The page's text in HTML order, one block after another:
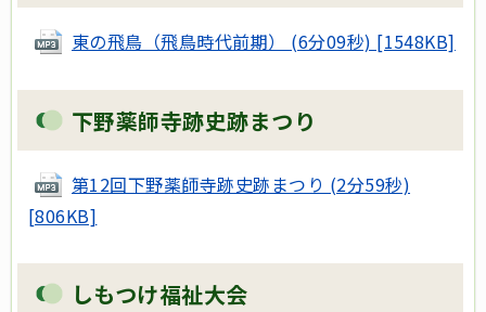
東の飛鳥（飛鳥時代前期） (6分09秒) [1548KB]
下野薬師寺跡史跡まつり
第12回下野薬師寺跡史跡まつり (2分59秒)
[806KB]
しもつけ福祉大会